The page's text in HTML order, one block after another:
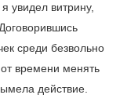
увидел витрину,
среди безвольно
времени менять
действие.